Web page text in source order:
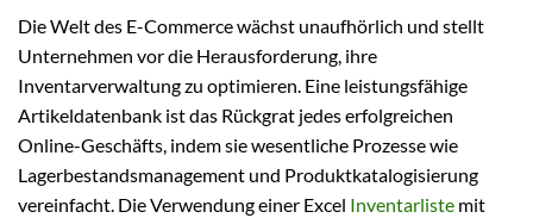
Die Welt des E-Commerce wächst unaufhörlich und stellt
Unternehmen vor die Herausforderung, ihre
Inventarverwaltung zu optimieren. Eine leistungsfähige
Artikeldatenbank ist das Rückgrat jedes erfolgreichen
Online-Geschäfts, indem sie wesentliche Prozesse wie
Lagerbestandsmanagement und Produktkatalogisierung
vereinfacht. Die Verwendung einer Excel Inventarliste mit